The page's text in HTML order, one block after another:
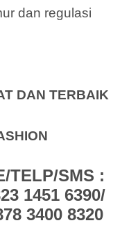
dan regulasi
DAN TERBAIK
TELP/SMS :
1451 6390/
3400 8320